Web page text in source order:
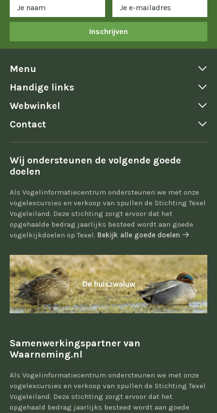
Inschrijven
Menu
Handige links
Webwinkel
Contact
Wij ondersteunen de volgende goede
doelen
Als Vogelinformatiecentrum ondersteunen we met onze
vogelexcursies en verkoop van spullen de Stichting Texel
Vogeleiland. Deze stichting zorgt ervoor dat het
opgehaalde bedrag jaarlijks besteed wordt aan goede
vogelkijkdoelen op Texel. Bekijk alle goede doelen
De huiszwaluw
Samenwerkingspartner van
Waarneming.nl
Als Vogelinformatiecentrum ondersteunen we met onze
vogelexcursies en verkoop van spullen de Stichting Texel
Vogeleiland. Deze stichting zorgt ervoor dat het
opgehaald bedrag jaarlijks besteed wordt aan goede